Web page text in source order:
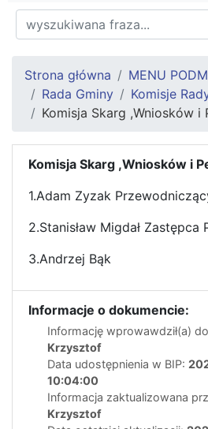
Strona główna
MENU
Rada Gminy
Komisje
Komisja Skarg ,Wniosków i
Komisja Skarg ,Wniosków i
1.Adam Zyzak
2.Stanisław Migdał
3.Andrzej Bąk
Informacje o dokumencie:
Informację wprowawdził(a)
Krzysztof
Data udostępnienia w BIP:
10:04:00
Informacja zaktualizowana
Krzysztof